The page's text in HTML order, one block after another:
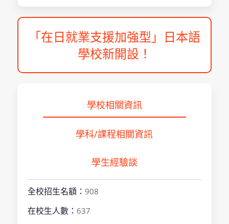
「在日就業支援加強型」日本語
學校新開設！
學校相關資訊
學科/課程相關資訊
學生經驗談
全校招生名額： 908
在校生人數： 637